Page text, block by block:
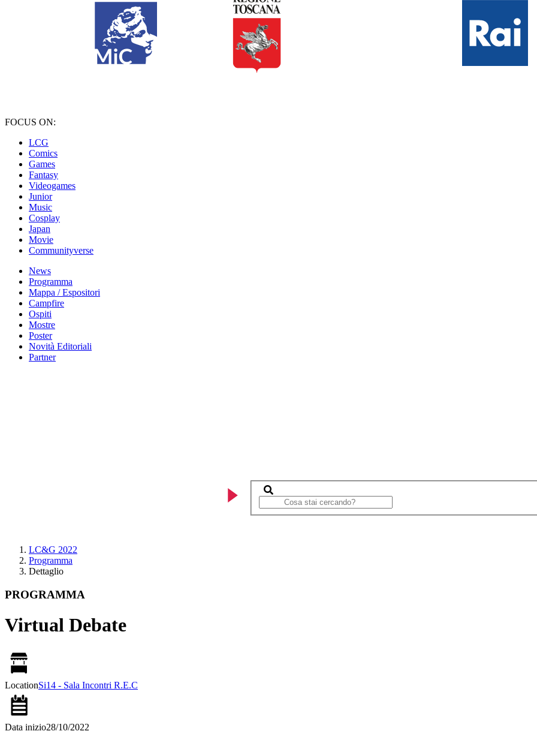
FOCUS ON:
LCG
Comics
Games
Fantasy
Videogames
Junior
Music
Cosplay
Japan
Movie
Communityverse
News
Programma
Mappa / Espositori
Campfire
Ospiti
Mostre
Poster
Novità Editoriali
Partner
LC&G 2022
Programma
Dettaglio
PROGRAMMA
Virtual Debate
LocationSi14 - Sala Incontri R.E.C
Data inizio28/10/2022